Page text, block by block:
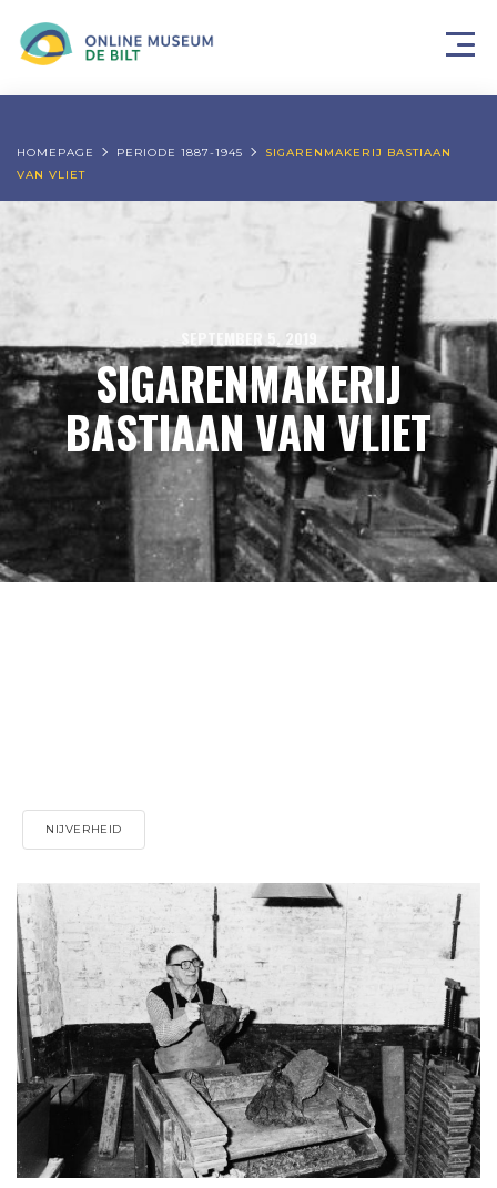
HOMEPAGE PERIODE 1887-1945
SIGARENMAKERIJ BASTIAAN
VAN VLIET
SEPTEMBER 5, 2019
SIGARENMAKERIJ
BASTIAAN VAN VLIET
NIJVERHEID